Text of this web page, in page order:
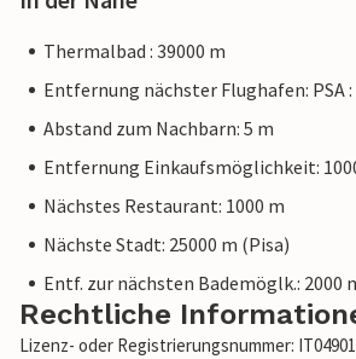
Thermalbad : 39000 m
Entfernung nächster Flughafen: PSA :
Abstand zum Nachbarn: 5 m
Entfernung Einkaufsmöglichkeit:
Nächstes Restaurant: 1000 m
Nächste Stadt: 25000 m (Pisa)
Entf. zur nächsten Bademöglk.: 2000
Rechtliche
Lizenz- oder Registrierungsnummer: